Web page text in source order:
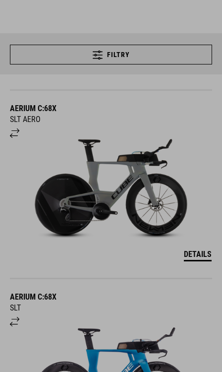
FILTRY
AERIUM C:68X
SLT AERO
DETAILS
AERIUM C:68X
SLT